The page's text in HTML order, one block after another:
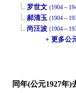
罗世文 (1904～
郝清玉 (1904～
尚汪波 (1904～
+ 更多公
同年(公元1927年)